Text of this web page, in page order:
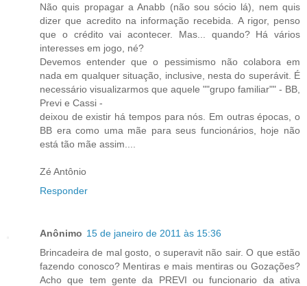
Não quis propagar a Anabb (não sou sócio lá), nem quis
dizer que acredito na informação recebida. A rigor, penso
que o crédito vai acontecer. Mas... quando? Há vários
interesses em jogo, né?
Devemos entender que o pessimismo não colabora em
nada em qualquer situação, inclusive, nesta do superávit. É
necessário visualizarmos que aquele ""grupo familiar"" - BB,
Previ e Cassi -
deixou de existir há tempos para nós. Em outras épocas, o
BB era como uma mãe para seus funcionários, hoje não
está tão mãe assim....
Zé Antônio
Responder
Anônimo 15 de janeiro de 2011 às 15:36
Brincadeira de mal gosto, o superavit não sair. O que estão
fazendo conosco? Mentiras e mais mentiras ou Gozações?
Acho que tem gente da PREVI ou funcionario da ativa